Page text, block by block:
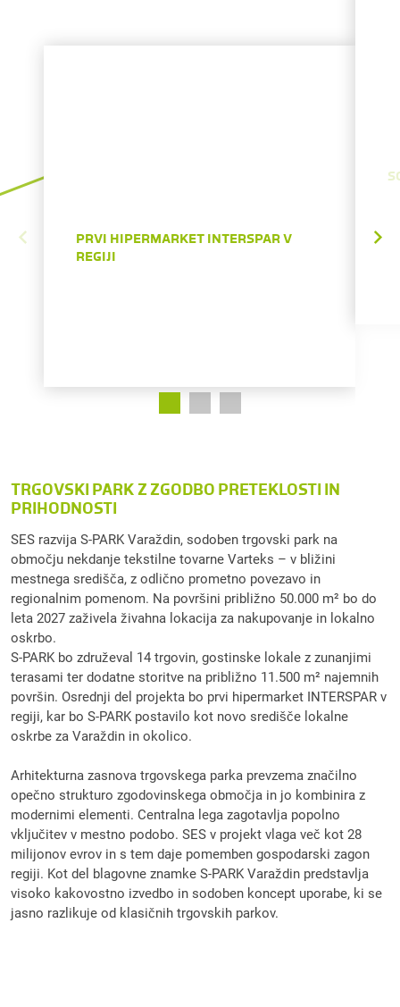
PRVI HIPERMARKET INTERSPAR V
REGIJI
TRGOVSKI PARK Z ZGODBO PRETEKLOSTI IN
PRIHODNOSTI
SES razvija S-PARK Varaždin, sodoben trgovski park na
območju nekdanje tekstilne tovarne Varteks – v bližini
mestnega središča, z odlično prometno povezavo in
regionalnim pomenom. Na površini približno 50.000 m² bo do
leta 2027 zaživela živahna lokacija za nakupovanje in lokalno
oskrbo.
S-PARK bo združeval 14 trgovin, gostinske lokale z zunanjimi
terasami ter dodatne storitve na približno 11.500 m² najemnih
površin. Osrednji del projekta bo prvi hipermarket INTERSPAR v
regiji, kar bo S-PARK postavilo kot novo središče lokalne
oskrbe za Varaždin in okolico.
Arhitekturna zasnova trgovskega parka prevzema značilno
opečno strukturo zgodovinskega območja in jo kombinira z
modernimi elementi. Centralna lega zagotavlja popolno
vključitev v mestno podobo. SES v projekt vlaga več kot 28
milijonov evrov in s tem daje pomemben gospodarski zagon
regiji. Kot del blagovne znamke S-PARK Varaždin predstavlja
visoko kakovostno izvedbo in sodoben koncept uporabe, ki se
jasno razlikuje od klasičnih trgovskih parkov.